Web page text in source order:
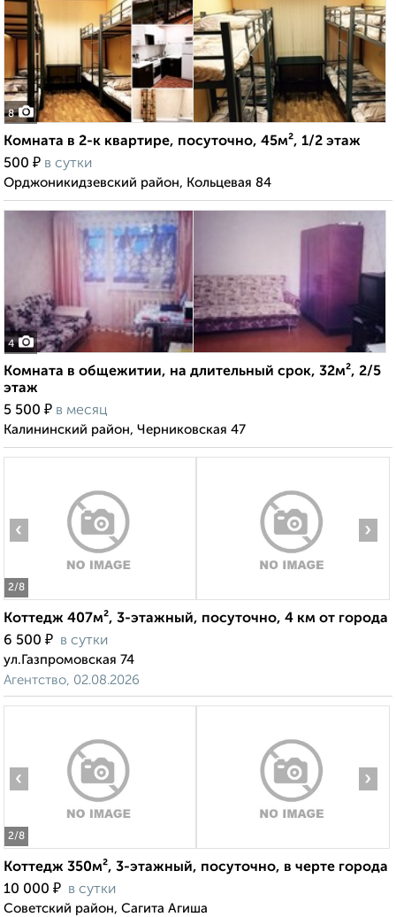
8
Комната в 2-к квартире, посуточно, 45м², 1/2 этаж
500 ₽ в сутки
Орджоникидзевский район, Кольцевая 84
4
Комната в общежитии, на длительный срок, 32м², 2/5
этаж
5 500 ₽ в месяц
Калининский район, Черниковская 47
2/8
‹ ›
Коттедж 407м², 3-этажный, посуточно, 4 км от города
6 500 ₽ в сутки
ул.Газпромовская 74
Агентство, 02.08.2026
2/8
‹ ›
Коттедж 350м², 3-этажный, посуточно, в черте города
10 000 ₽ в сутки
Советский район, Сагита Агиша